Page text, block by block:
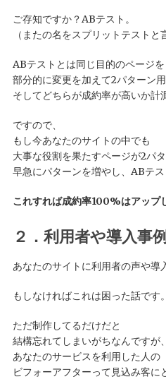
ご存知ですか？ABテスト。
（またの名をスプリットテストと
ABテストとは同じ目的のページを
部分的に変更を加えて2パターン用
そしてどちらが成約率が高いか計
ですので、
もし今あなたのサイトの中でも
大事な役割を果たすページが2パ
早急にパターンを増やし、ABテス
これすれば成約率100%はアップ
２．利用者や導入事
あなたのサイトに利用者の声や導
もしなければこれは困った話です。
ただ制作してるだけだと
結構忘れてしまいがちなんですが、
あなたのサービスを利用した人の
ビフォーアフターって見込み客に